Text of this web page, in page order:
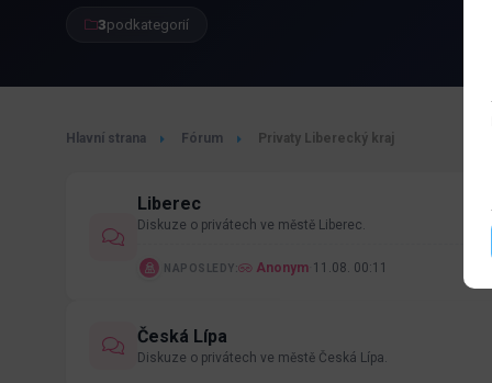
3podkategorií
Hlavní strana Fórum Privaty Liberecký kraj
Liberec
Diskuze o privátech ve městě Liberec.
NAPOSLEDY: Anonym 11.08. 00:11
Česká Lípa
Diskuze o privátech ve městě Česká Lípa.